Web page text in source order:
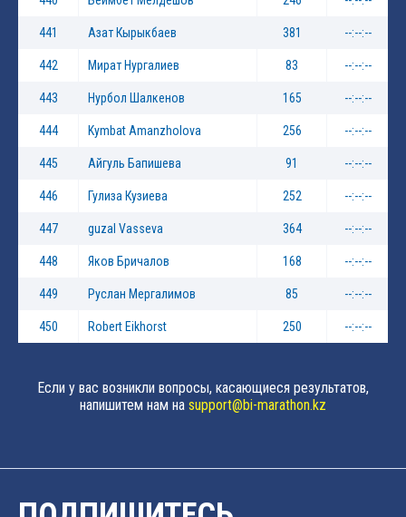
441 Азат Кырыкбаев 381 --:--:--
442 Мират Нургалиев 83 --:--:--
443 Нурбол Шалкенов 165 --:--:--
444 Kymbat Amanzholova 256 --:--:--
445 Айгуль Бапишева 91 --:--:--
446 Гулиза Кузиева 252 --:--:--
447 guzal Vasseva 364 --:--:--
448 Яков Бричалов 168 --:--:--
449 Руслан Мергалимов 85 --:--:--
450 Robert Eikhorst 250 --:--:--
Если у вас возникли вопросы, касающиеся результатов,
напишитем нам на support@bi-marathon.kz